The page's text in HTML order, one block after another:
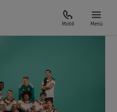
Mobil Menü